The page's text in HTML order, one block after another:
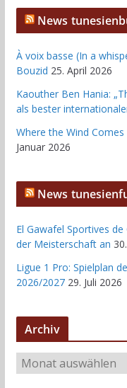
News
À voix basse (In a
Bouzid 25. April 2026
Kaouther Ben Hania:
als bester
Where the Wind
Januar 2026
News
El Gawafel Sportives de
der Meisterschaft an
Ligue 1 Pro: Spielplan
2026/2027 29. Juli 2026
Archiv
r